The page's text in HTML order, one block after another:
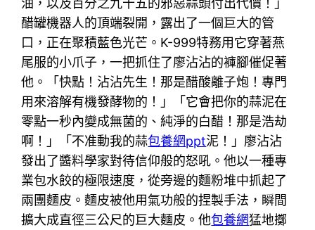
油，以及百分之九十五的邪惡蒜頭付出代價！」
醋罐機器人的頂端裂開，露出了一個巨大的管
口，正在聚積藍色光芒。K-999特務用它穿著燕
尾服的小爪子，一把抓住了廖沾沾的褲腳催促著
他。「快點！沾沾先生！那是醋酸離子炮！專門
用來溶解有機發酵物的！」「它會把你的蒜泥在
零點一秒內變成無菌的、純淨的白醋！那是浩劫
啊！」「不准動我的蒜包養網ppt泥！」廖沾沾
發出了醬料學家對待信仰般的怒吼。他以一種專
業包水餃的極限速度，從旁邊的麵粉堆中抓起了
兩團麵皮。麵皮被他用氣功般的捏製手法，瞬間
擴大成直徑三公尺的巨大麵皮。他包養網猛地擲